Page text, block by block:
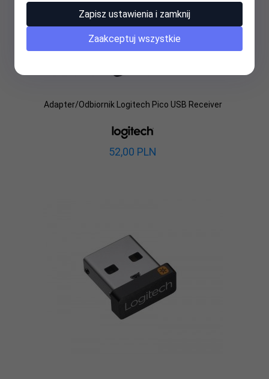
Adapter/Odbiornik Logitech Pico USB Receiver
52,00 PLN
Zapisz ustawienia i zamknij
Zaakceptuj wszystkie